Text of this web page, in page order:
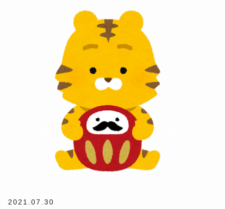
2021.07.30